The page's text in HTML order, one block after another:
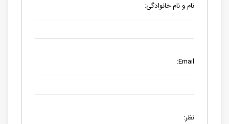
نام و نام خانوادگی:
Email:
نظر: